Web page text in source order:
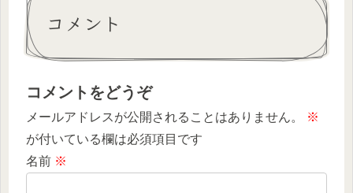
コメント
コメントをどうぞ
メールアドレスが公開されることはありません。
※
が付いている欄は必須項目です
名前 ※